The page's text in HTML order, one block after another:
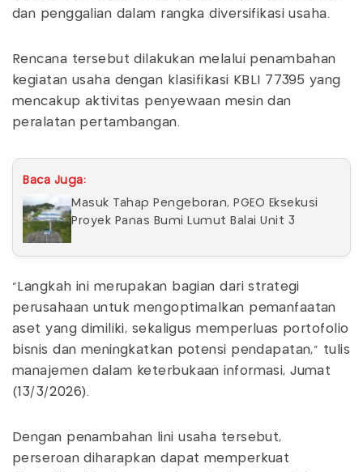
dan penggalian dalam rangka diversifikasi usaha.
Rencana tersebut dilakukan melalui penambahan
kegiatan usaha dengan klasifikasi KBLI 77395 yang
mencakup aktivitas penyewaan mesin dan
peralatan pertambangan.
Baca Juga:
Masuk Tahap Pengeboran, PGEO Eksekusi
Proyek Panas Bumi Lumut Balai Unit 3
"Langkah ini merupakan bagian dari strategi
perusahaan untuk mengoptimalkan pemanfaatan
aset yang dimiliki, sekaligus memperluas portofolio
bisnis dan meningkatkan potensi pendapatan," tulis
manajemen dalam keterbukaan informasi, Jumat
(13/3/2026).
Dengan penambahan lini usaha tersebut,
perseroan diharapkan dapat memperkuat